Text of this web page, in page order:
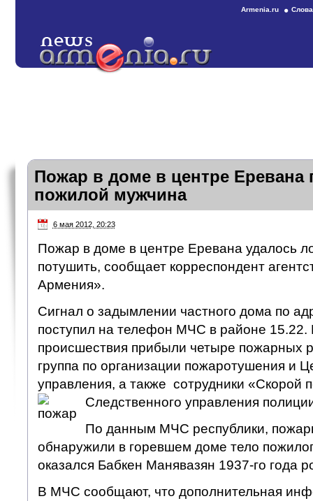
Armenia.ru
Пожар в доме в центре Еревана
пожилой мужчина
6 мая 2012, 20:23
Пожар в доме в центре Еревана удалось
потушить, сообщает корреспондент
Армения».
Сигнал о задымлении частного дома по
поступил на телефон МЧС в районе 15.22.
происшествия прибыли четыре пожарных
группа по организации пожаротушения и
управления, а также сотрудники «Скорой
Следственного управления
По данным МЧС республики,
обнаружили в горевшем доме тело
оказался Бабкен Манявазян 1937-го года
В МЧС сообщают, что дополнительная